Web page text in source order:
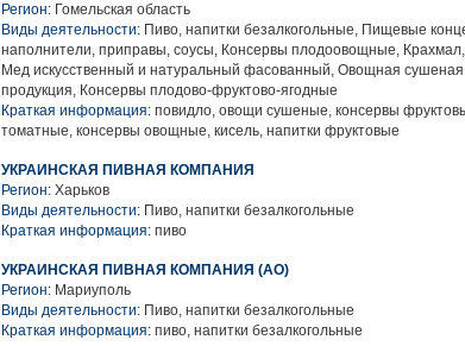
Регион: Гомельская область
Виды деятельности: Пиво, напитки безалкогольные, Пищевые
наполнители, приправы, соусы, Консервы плодоовощные, Крахмал,
Мед искусственный и натуральный фасованный, Овощная
продукция, Консервы плодово-фруктово-ягодные
Краткая информация: повидло, овощи сушеные, консервы
томатные, консервы овощные, кисель, напитки фруктовые
УКРАИНСКАЯ ПИВНАЯ КОМПАНИЯ
Регион: Харьков
Виды деятельности: Пиво, напитки безалкогольные
Краткая информация: пиво
УКРАИНСКАЯ ПИВНАЯ КОМПАНИЯ (АО)
Регион: Мариуполь
Виды деятельности: Пиво, напитки безалкогольные
Краткая информация: пиво, напитки безалкогольные